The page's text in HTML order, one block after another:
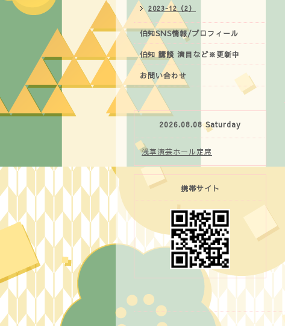
2023-12（2）
伯知SNS情報/プロフィール
伯知 講談 演目など※更新中
お問い合わせ
2026.08.08 Saturday
浅草演芸ホール定席
携帯サイト